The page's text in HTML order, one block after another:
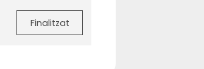
Finalitzat